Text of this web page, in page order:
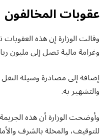
عقوبات المخالفون
وغرامة مالية تصل إلى مليون
إضافة إلى مصادرة وسيلة
والتشهير به.
وأوضحت الوزارة أن هذه
للتوقيف، والمخلة بالشرف